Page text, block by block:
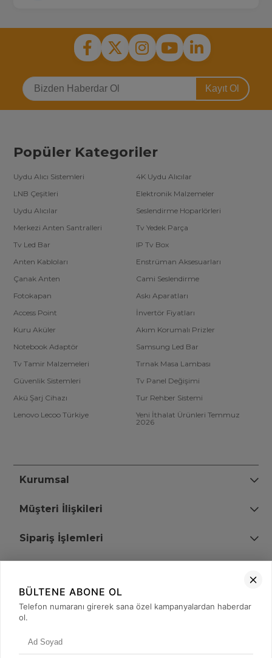
Kayıt Ol
Popüler Kategoriler
Uydu Alıcı Sistemleri
4K Uydu Alıcılar
LNB Çeşitleri
Elektronik Malzemeler
Uydu Alıcılar
Seslendirme Hoparlörleri
Merkezi Anten Santralleri
Tv Yedek Parça
Tv Led Bar
IP Tv Box
Anten Kabloları
Enstrüman Aksesuarları
Çanak Anten
Cami Seslendirme
Fotokapan
Askı Aparatları
Access Point
İnvertör Fiyatları
Kuru Aküler
Akım Korumalı Prizler
Notebook Adaptör
Samsung Led Bar
Tv Tamir Malzemeleri
Tırnak Masa Lambası
Güvenlik Sistemleri
Tv Panel Değişimi
Akü Şarj Cihazı
Tur Rehber Sistemi
Lenovo Lecoo Türkiye
Yeni İthalat Ürünleri Temmuz
2026
Kurumsal
Müşteri İlişkileri
Sipariş İşlemleri
+90 (850) 473 08 08
BÜLTENE ABONE OL
Telefon numaranı girerek sana özel kampanyalardan haberdar
ol.